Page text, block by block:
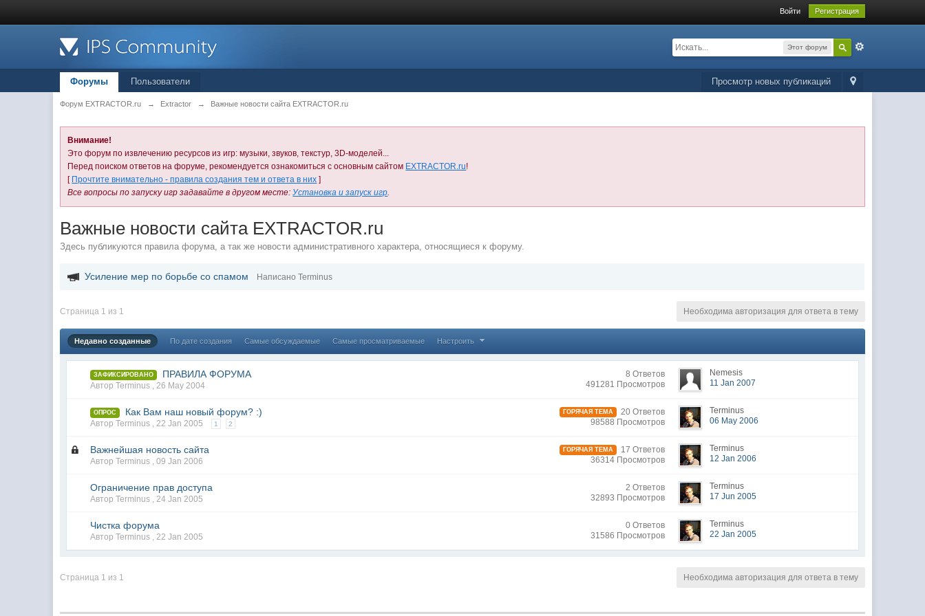
Войти Регистрация
Этот форум
Просмотр новых публикаций
Форумы Пользователи
Форум EXTRACTOR.ru → Extractor → Важные новости сайта EXTRACTOR.ru
Внимание!
Это форум по извлечению ресурсов из игр: музыки, звуков, текстур, 3D-моделей...
Перед поиском ответов на форуме, рекомендуется ознакомиться с основным сайтом EXTRACTOR.ru!
[ Прочтите внимательно - правила создания тем и ответа в них ]
Все вопросы по запуску игр задавайте в другом месте:Установка и запуск игр.
Важные новости сайта EXTRACTOR.ru
Здесь публикуются правила форума, а так же новости административного характера, относящиеся к форуму.
Усиление мер по борьбе со спамом Написано Terminus
Страница 1 из 1 Необходима авторизация для ответа в тему
Недавно созданные По дате создания Самые обсуждаемые Самые просматриваемые Настроить
ЗАФИКСИРОВАНО ПРАВИЛА ФОРУМА
Автор Terminus ,26 May 2004
8 Ответов
491281 Просмотров
Nemesis
11 Jan 2007
ОПРОС Как Вам наш новый форум? :)
Автор Terminus ,22 Jan 2005 1 2
ГОРЯЧАЯ ТЕМА
20 Ответов
98588 Просмотров
Terminus
06 May 2006
Важнейшая новость сайта
Автор Terminus ,09 Jan 2006
ГОРЯЧАЯ ТЕМА
17 Ответов
36314 Просмотров
Terminus
12 Jan 2006
Ограничение прав доступа
Автор Terminus ,24 Jan 2005
2 Ответов
32893 Просмотров
Terminus
17 Jun 2005
Чистка форума
Автор Terminus ,22 Jan 2005
0 Ответов
31586 Просмотров
Terminus
22 Jan 2005
Страница 1 из 1 Необходима авторизация для ответа в тему